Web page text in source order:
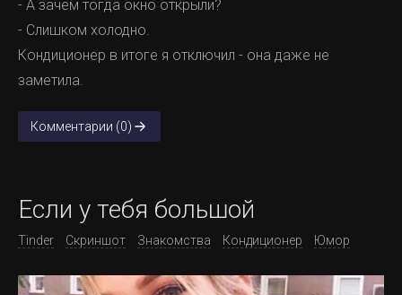
- А зачем тогда окно открыли?
- Слишком холодно.
Кондиционер в итоге я отключил - она даже не
заметила.
Комментарии (0)
Если у тебя большой
Tinder Скриншот Знакомства Кондиционер Юмор